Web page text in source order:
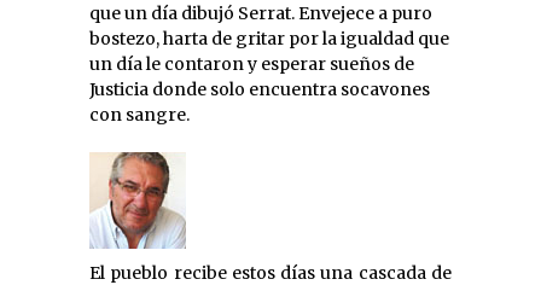
que un día dibujó Serrat. Envejece a puro
bostezo, harta de gritar por la igualdad que
un día le contaron y esperar sueños de
Justicia donde solo encuentra socavones
con sangre.
El pueblo recibe estos días una cascada de